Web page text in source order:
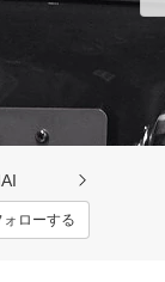
ォローする